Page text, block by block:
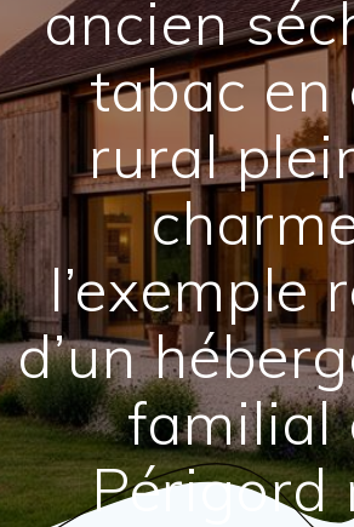
ancien
tabac en
rural
l’exemple
d’un
familial
Périgord